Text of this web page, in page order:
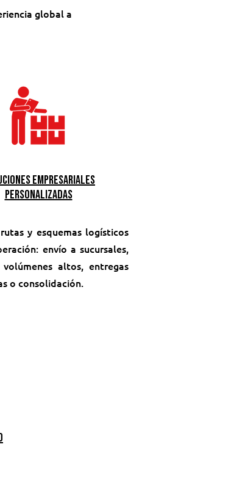
global a
empresariales
personalizadas
y esquemas logísticos
envío a sucursales,
altos, entregas
o consolidación.